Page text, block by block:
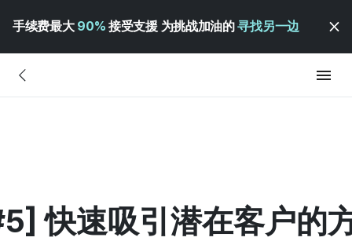
手续费最大 90% 接受支援 为挑战加油的寻找另一边
快速吸引潜在客户的